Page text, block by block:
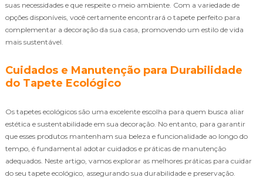
suas necessidades e que respeite o meio ambiente. Com a variedade de
opções disponíveis, você certamente encontrará o tapete perfeito para
complementar a decoração da sua casa, promovendo um estilo de vida
mais sustentável.
Cuidados e Manutenção para Durabilidade
do Tapete Ecológico
Os tapetes ecológicos são uma excelente escolha para quem busca aliar
estética e sustentabilidade em sua decoração. No entanto, para garantir
que esses produtos mantenham sua beleza e funcionalidade ao longo do
tempo, é fundamental adotar cuidados e práticas de manutenção
adequados. Neste artigo, vamos explorar as melhores práticas para cuidar
do seu tapete ecológico, assegurando sua durabilidade e preservação.